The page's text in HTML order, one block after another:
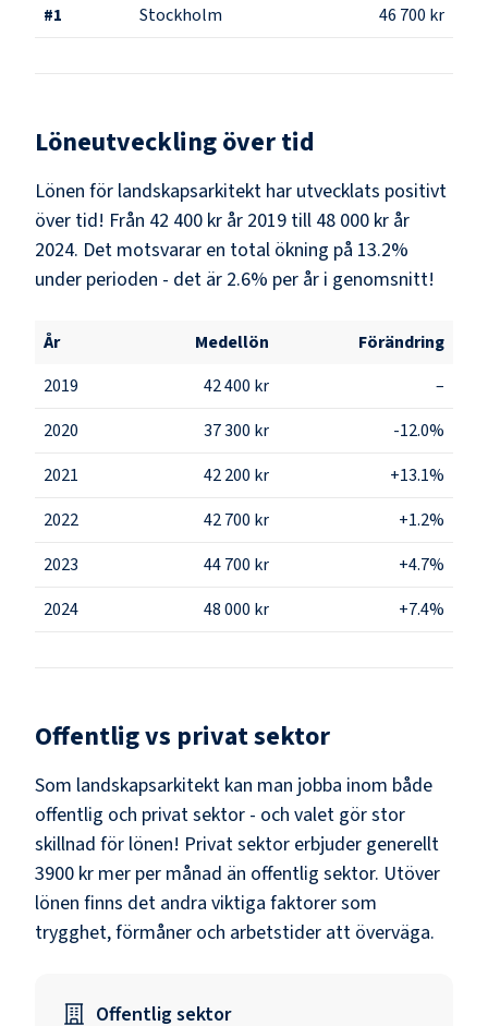
#1 Stockholm 46 700 kr
Löneutveckling över tid
Lönen för landskapsarkitekt har utvecklats positivt
över tid! Från 42 400 kr år 2019 till 48 000 kr år
2024. Det motsvarar en total ökning på 13.2%
under perioden - det är 2.6% per år i genomsnitt!
År Medellön
Förändring
2019
42 400 kr
–
2020
37 300 kr
-12.0%
2021
42 200 kr
+13.1%
2022
42 700 kr
+1.2%
2023
44 700 kr
+4.7%
2024
48 000 kr +7.4%
Offentlig vs privat sektor
Som landskapsarkitekt kan man jobba inom både
offentlig och privat sektor - och valet gör stor
skillnad för lönen! Privat sektor erbjuder generellt
3900 kr mer per månad än offentlig sektor. Utöver
lönen finns det andra viktiga faktorer som
trygghet, förmåner och arbetstider att överväga.
Offentlig sektor